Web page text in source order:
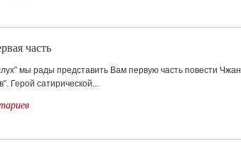
часть
мы рады представить Вам первую часть повести Чжан
Герой сатирической...